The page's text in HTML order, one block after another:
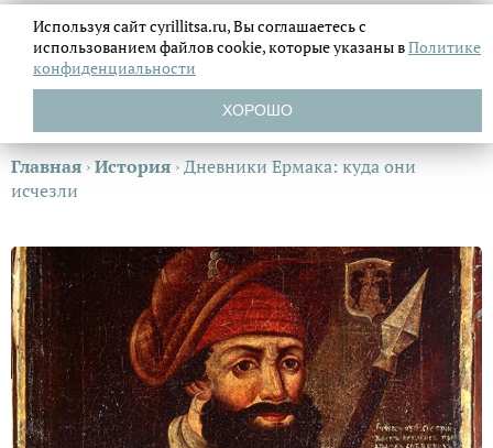
Главная ›История ›Дневники Ермака: куда они
исчезли
Используя сайт cyrillitsa.ru, Вы соглашаетесь с
использованием файловcookie, которые указаны вПолитике
конфиденциальности
ХОРОШО